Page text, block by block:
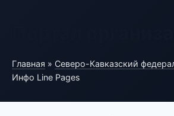
Главная » Северо-Кавказский
Инфо Line Pages